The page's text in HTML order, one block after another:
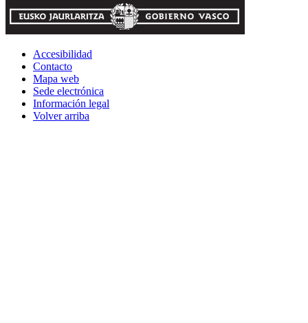
Accesibilidad
Contacto
Mapa web
Sede electrónica
Información legal
Volver arriba